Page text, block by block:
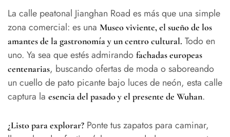
La calle peatonal Jianghan Road es más que una simple
zona comercial: es una Museo viviente, el sueño de los
amantes de la gastronomía y un centro cultural. Todo en
uno. Ya sea que estés admirando fachadas europeas
centenarias, buscando ofertas de moda o saboreando
un cuello de pato picante bajo luces de neón, esta calle
captura la esencia del pasado y el presente de Wuhan.
¿Listo para explorar? Ponte tus zapatos para caminar,